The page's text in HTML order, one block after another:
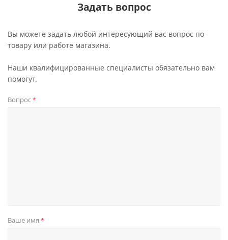
Задать вопрос
Вы можете задать любой интересующий вас вопрос по
товару или работе магазина.
Наши квалифицированные специалисты обязательно вам
помогут.
Вопрос*
Ваше имя *